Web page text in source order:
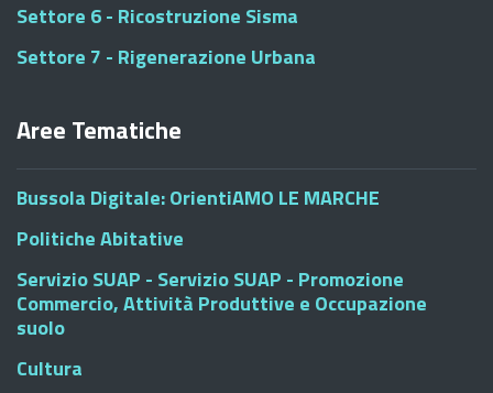
Settore 6 - Ricostruzione Sisma
Settore 7 - Rigenerazione Urbana
Aree Tematiche
Bussola Digitale: OrientiAMO LE MARCHE
Politiche Abitative
Servizio SUAP - Servizio SUAP - Promozione
Commercio, Attività Produttive e Occupazione
suolo
Cultura